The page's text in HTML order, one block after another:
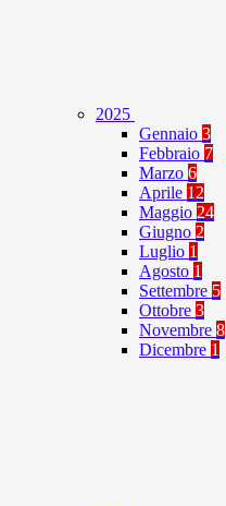
2025
Gennaio 3
Febbraio 7
Marzo 6
Aprile 12
Maggio 24
Giugno 2
Luglio 1
Agosto 1
Settembre 5
Ottobre 3
Novembre 8
Dicembre 1